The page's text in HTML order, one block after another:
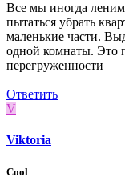
Все мы иногда
пытаться убрать
маленькие части.
одной комнаты. Это
перегруженности
Ответить
V
Viktoria
Cool